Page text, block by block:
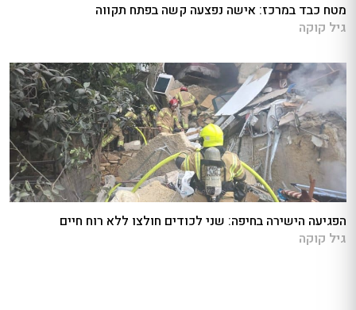
מטח כבד במרכז: אישה נפצעה קשה בפתח תקווה
גיל קוקה
הפגיעה הישירה בחיפה: שני לכודים חולצו ללא רוח חיים
גיל קוקה